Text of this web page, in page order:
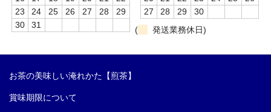
23
24 25 26 27 28
29
30
31
27
28 29
30
(
発送業務休日)
お茶の美味しい淹れかた【煎茶】
賞味期限について